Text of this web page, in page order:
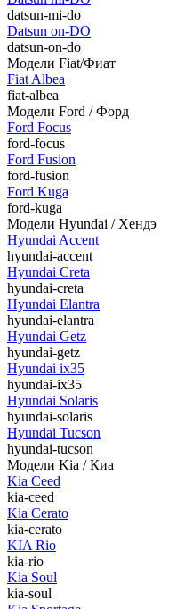
datsun-mi-do
Datsun on-DO
datsun-on-do
Модели Fiat/Фиат
Fiat Albea
fiat-albea
Модели Ford / Форд
Ford Focus
ford-focus
Ford Fusion
ford-fusion
Ford Kuga
ford-kuga
Модели Hyundai / Хендэ
Hyundai Accent
hyundai-accent
Hyundai Creta
hyundai-creta
Hyundai Elantra
hyundai-elantra
Hyundai Getz
hyundai-getz
Hyundai ix35
hyundai-ix35
Hyundai Solaris
hyundai-solaris
Hyundai Tucson
hyundai-tucson
Модели Kia / Киа
Kia Ceed
kia-ceed
Kia Cerato
kia-cerato
KIA Rio
kia-rio
Kia Soul
kia-soul